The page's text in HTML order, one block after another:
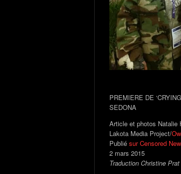
PREMIERE DE
SEDONA
Article et photos Natalie
Lakota Media Project/
Publié sur Censored
2 mars 2015
Traduction Christine Prat